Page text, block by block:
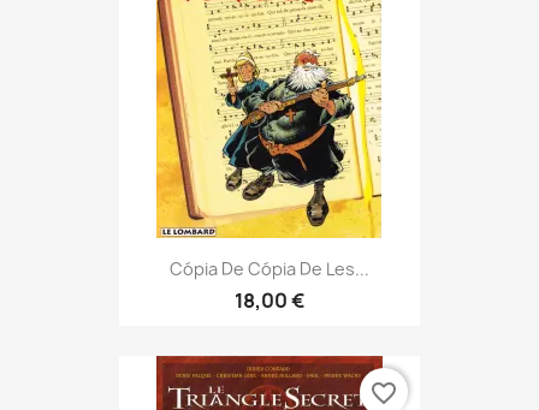
Cópia De Cópia De Les...
18,00 €
favorite_border